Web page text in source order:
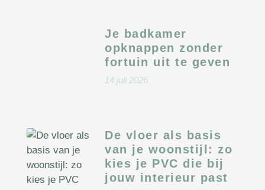
Je badkamer
opknappen zonder
fortuin uit te geven
14 juli 2026
De vloer als basis
van je woonstijl: zo
kies je PVC die bij
jouw interieur past